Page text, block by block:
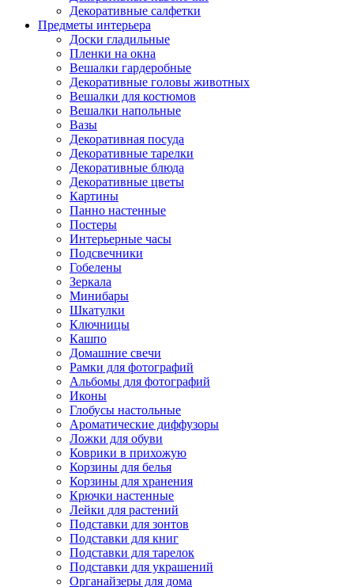
Декоративные салфетки
Предметы интерьера
Доски гладильные
Пленки на окна
Вешалки гардеробные
Декоративные головы животных
Вешалки для костюмов
Вешалки напольные
Вазы
Декоративная посуда
Декоративные тарелки
Декоративные блюда
Декоративные цветы
Картины
Панно настенные
Постеры
Интерьерные часы
Подсвечники
Гобелены
Зеркала
Минибары
Шкатулки
Ключницы
Кашпо
Домашние свечи
Рамки для фотографий
Альбомы для фотографий
Иконы
Глобусы настольные
Ароматические диффузоры
Ложки для обуви
Коврики в прихожую
Корзины для белья
Корзины для хранения
Крючки настенные
Лейки для растений
Подставки для зонтов
Подставки для книг
Подставки для тарелок
Подставки для украшений
Органайзеры для дома